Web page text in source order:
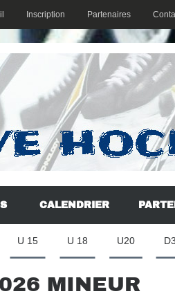
Inscription Partenaires
CALENDRIER
U 15 U 18 U20 D3
MINEUR